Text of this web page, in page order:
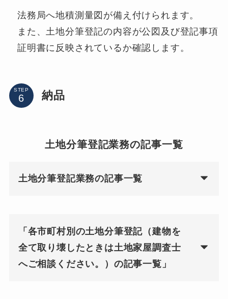
法務局へ地積測量図が備え付けられます。
また、土地分筆登記の内容が公図及び登記事項
証明書に反映されているか確認します。
STEP 納品
土地分筆登記業務の記事一覧
土地分筆登記業務の記事一覧
「各市町村別の土地分筆登記（建物を
全て取り壊したときは土地家屋調査士
へご相談ください。）の記事一覧」